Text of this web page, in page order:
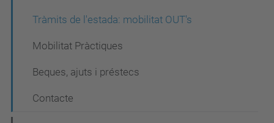
Tràmits de l'estada: mobilitat OUT's
Mobilitat Pràctiques
Beques, ajuts i préstecs
Contacte